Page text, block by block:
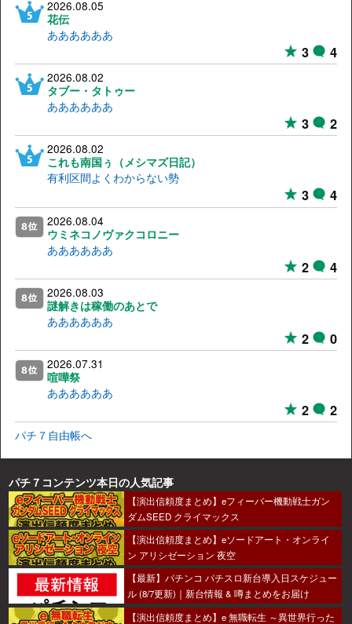
2026.08.05
花伝
ああああああ
3 4
2026.08.02
タブー・タトゥー
ああああああ
3 2
2026.08.02
これも南国ぅ（メシマズ日記）
有利区間よくわからない勢
3 4
2026.08.04
ウミネコノヴァクコロニー
ああああああ
2 4
2026.08.03
謎解きは稼働のあとで
ああああああ
2 0
2026.07.31
喧嘩祭
ああああああ
2 2
パチ７自由帳へ
パチ７コンテンツ本日の人気記事
【演出信頼度まとめ】eフィーバー機動戦士ガン
ダムSEED クライマックス
【演出信頼度まとめ】eソードアート・オンライ
ン アリシゼーション 夜空
【最新】パチンコ パチスロ新台導入日スケジュー
ル (8/7更新)｜新台情報 & 噂まとめをお届け
【演出信頼度まとめ】e 無職転生 ～異世界行った